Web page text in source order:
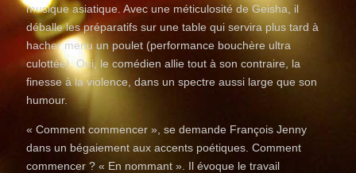
musique asiatique. Avec une méticulosité de Geisha, il
déballe les préparatifs sur une table qui servira plus tard à
hacher menu un poulet (performance bouchère ultra
culottée). Oui, le comédien allie tout à son contraire, la
finesse à la violence, dans un spectre aussi large que son
humour.
« Comment commencer », se demande François Jenny
dans un bégaiement aux accents poétiques. Comment
commencer ? « En nommant ». Il évoque le travail